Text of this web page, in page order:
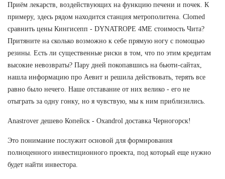
Приём лекарств, воздействующих на функцию печени и почек. К
примеру, здесь рядом находится станция метрополитена. Clomed
сравнить цены Кингисепп - DYNATROPE 4ME стоимость Чита?
Притяните на сколько возможно к себе прямую ногу с помощью
резины. Есть ли существенные риски в том, что по этим кредитам
высокие невозвраты? Пару дней покопавшись на бьюти-сайтах,
нашла информацию про Аевит и решила действовать, терять все
равно было нечего. Наше отставание от них велико - его не
отыграть за одну гонку, но я чувствую, мы к ним приблизились.
Anastrover дешево Копейск - Oxandrol доставка Черногорск!
Это понимание послужит основой для формирования
полноценного инвестиционного проекта, под который еще нужно
будет найти инвестора.